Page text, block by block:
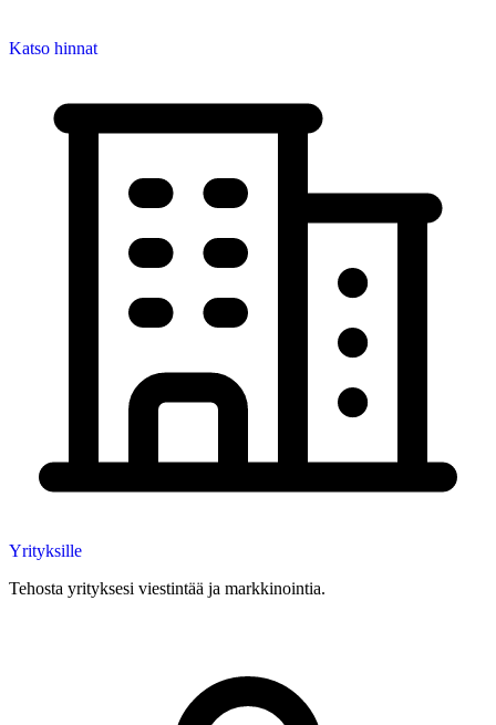
Katso hinnat
Yrityksille
Tehosta yrityksesi viestintää ja markkinointia.